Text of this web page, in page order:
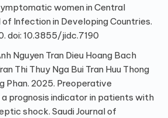
women in Central
of Infection in Developing Countries.
doi: 10.3855/jidc.7190
Nguyen Tran Dieu Hoang Bach
Thi Thuy Nga Bui Tran Huu Thong
Phan. 2025. Preoperative
prognosis indicator in patients with
shock. Saudi Journal of